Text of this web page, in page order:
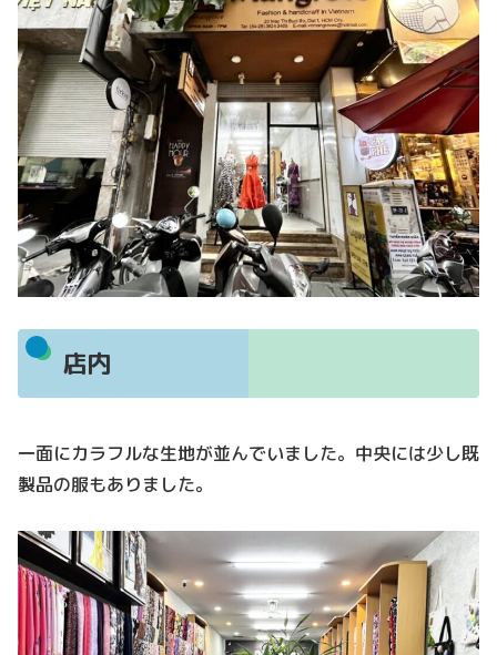
店内
一面にカラフルな生地が並んでいました。中央には少し既
製品の服もありました。